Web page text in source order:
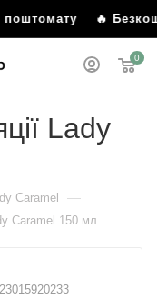
поштомату 🔥
0
Lady
Caramel —
Caramel 150 мл